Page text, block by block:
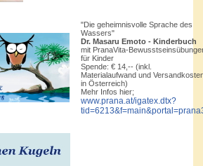
"Die geheimnisvolle Sprache des
Wassers"
Dr. Masaru Emoto - Kinderbuch
mit PranaVita-
für Kinder
Spende: € 14,-- (inkl.
Materialaufwand und
in Österreich)
Mehr Infos hier;
www.prana.at/igatex.dtx?